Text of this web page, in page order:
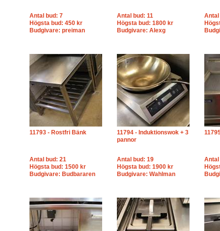
Antal bud: 7
Högsta bud: 450 kr
Budgivare: preiman
Antal bud: 11
Högsta bud: 1800 kr
Budgivare: Alexg
Antal
11793 - Rostfri Bänk
Antal bud: 21
Högsta bud: 1500 kr
Budgivare: Budbararen
11794 - Induktionswok + 3
pannor
Antal bud: 19
Högsta bud: 1900 kr
Budgivare: Wahlman
Antal